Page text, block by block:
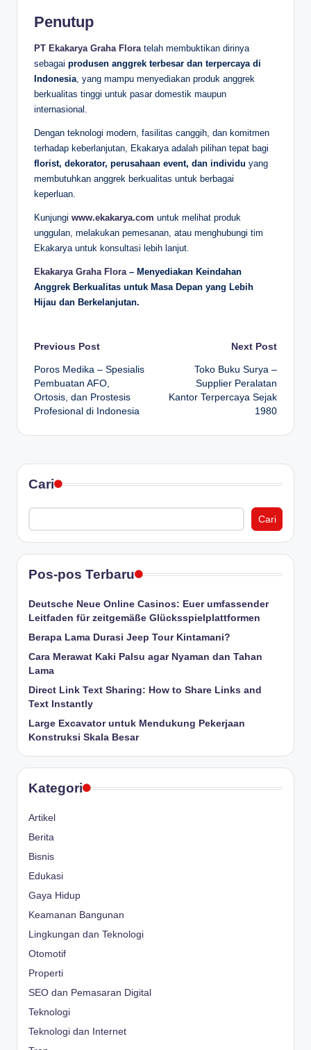
Penutup
PT Ekakarya Graha Flora telah membuktikan dirinya
sebagai produsen anggrek terbesar dan terpercaya di
Indonesia , yang mampu menyediakan produk anggrek
berkualitas tinggi untuk pasar domestik maupun
internasional.
Dengan teknologi modern, fasilitas canggih, dan komitmen
terhadap keberlanjutan, Ekakarya adalah pilihan tepat bagi
florist, dekorator, perusahaan event, dan individu yang
membutuhkan anggrek berkualitas untuk berbagai
keperluan.
Kunjungi www.ekakarya.com untuk melihat produk
unggulan, melakukan pemesanan, atau menghubungi tim
Ekakarya untuk konsultasi lebih lanjut.
Ekakarya Graha Flora – Menyediakan Keindahan
Anggrek Berkualitas untuk Masa Depan yang Lebih
Hijau dan Berkelanjutan.
Post
navigation
Previous Post
Poros Medika – Spesialis
Pembuatan AFO,
Ortosis, dan Prostesis
Profesional di Indonesia
Next Post
Toko Buku Surya –
Supplier Peralatan
Kantor Terpercaya Sejak
1980
Cari
Cari
Pos-pos Terbaru
Deutsche Neue Online Casinos: Euer umfassender
Leitfaden für zeitgemäße Glücksspielplattformen
Berapa Lama Durasi Jeep Tour Kintamani?
Cara Merawat Kaki Palsu agar Nyaman dan Tahan
Lama
Direct Link Text Sharing: How to Share Links and
Text Instantly
Large Excavator untuk Mendukung Pekerjaan
Konstruksi Skala Besar
Kategori
Artikel
Berita
Bisnis
Edukasi
Gaya Hidup
Keamanan Bangunan
Lingkungan dan Teknologi
Otomotif
Properti
SEO dan Pemasaran Digital
Teknologi
Teknologi dan Internet